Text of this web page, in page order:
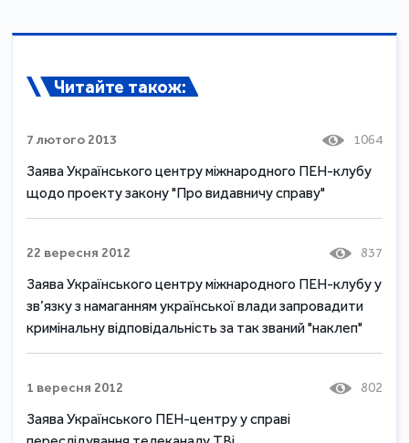
Читайте також:
7 лютого 2013 1064
Заява Українського центру міжнародного ПЕН-клубу
щодо проекту закону "Про видавничу справу"
22 вересня 2012 837
Заява Українського центру міжнародного ПЕН-клубу у
зв’язку з намаганням української влади запровадити
кримінальну відповідальність за так званий "наклеп"
1 вересня 2012 802
Заява Українського ПЕН-центру у справі